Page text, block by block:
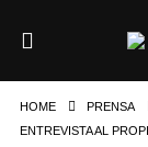
HOME PRENSA
ENTREVISTA AL